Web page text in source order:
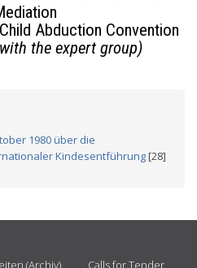
Abduction Convention
the expert group)
1980 über die
Kindesentführung[28]
(Archiv)
Calls for Tender